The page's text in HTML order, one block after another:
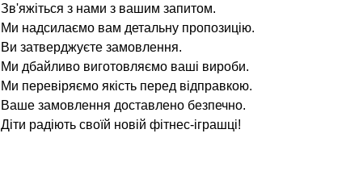
Зв'яжіться з нами з вашим запитом.
Ми надсилаємо вам детальну пропозицію.
Ви затверджуєте замовлення.
Ми дбайливо виготовляємо ваші вироби.
Ми перевіряємо якість перед відправкою.
Ваше замовлення доставлено безпечно.
Діти радіють своїй новій фітнес-іграшці!